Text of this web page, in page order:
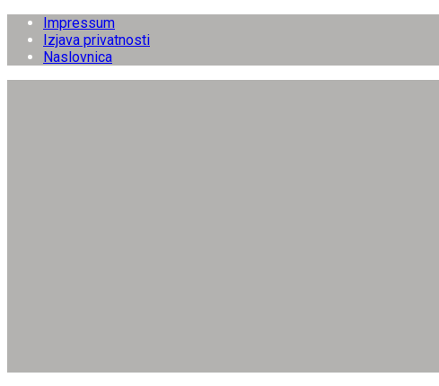
Impressum
Izjava privatnosti
Naslovnica